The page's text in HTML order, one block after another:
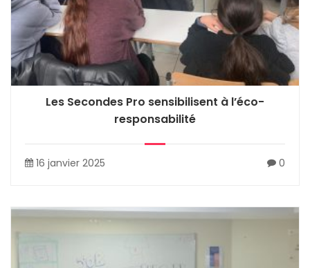
Les Secondes Pro sensibilisent à l’éco-
responsabilité
16 janvier 2025 0